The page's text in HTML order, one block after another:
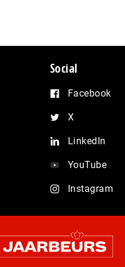
Social
Facebook
X
LinkedIn
YouTube
Instagram